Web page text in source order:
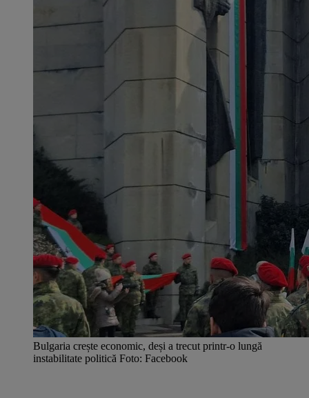
Bulgaria crește economic, deși a trecut printr-o lungă
instabilitate politică Foto: Facebook